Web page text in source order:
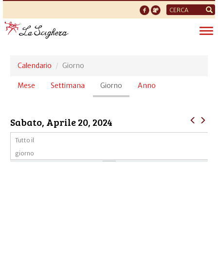
Form
di
ricerca
Calendario Giorno
Schede
Mese Settimana Giorno (scheda
attiva)
Anno
Sabato, Aprile 20, 2024
Tutto il
giorno